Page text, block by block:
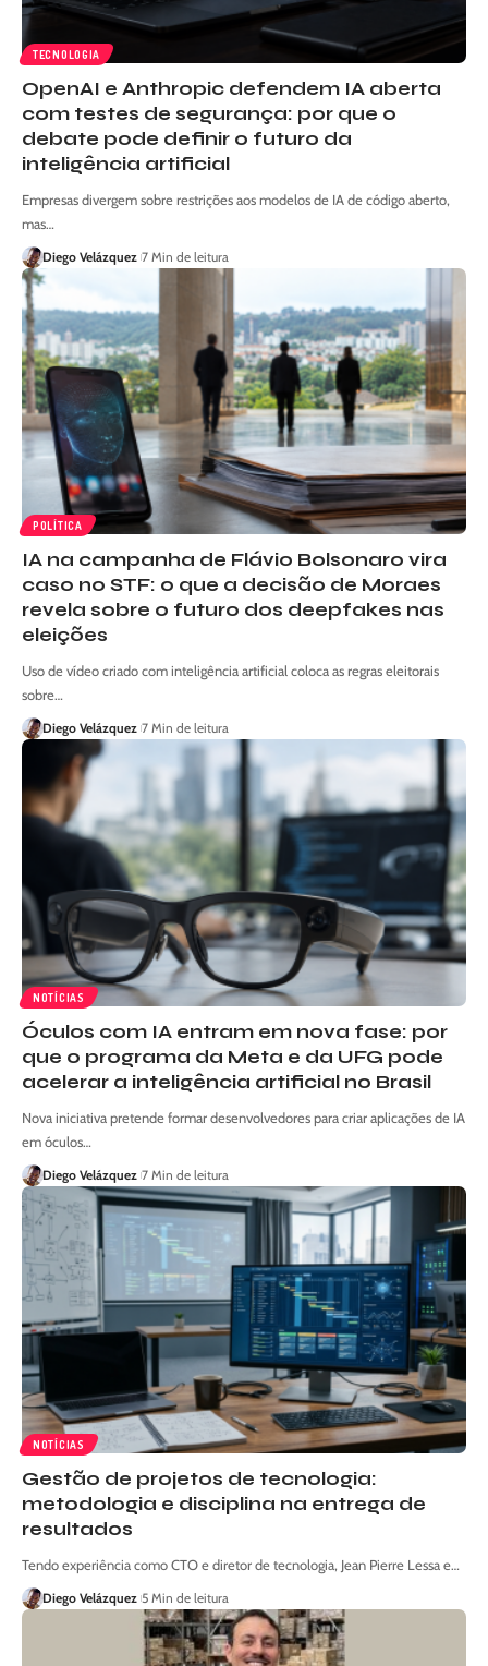
TECNOLOGIA
OpenAI e Anthropic defendem IA aberta
com testes de segurança: por que o
debate pode definir o futuro da
inteligência artificial
Empresas divergem sobre restrições aos modelos de IA de código aberto,
mas…
Diego Velázquez 7 Min de leitura
POLÍTICA
IA na campanha de Flávio Bolsonaro vira
caso no STF: o que a decisão de Moraes
revela sobre o futuro dos deepfakes nas
eleições
Uso de vídeo criado com inteligência artificial coloca as regras eleitorais
sobre…
Diego Velázquez 7 Min de leitura
NOTÍCIAS
Óculos com IA entram em nova fase: por
que o programa da Meta e da UFG pode
acelerar a inteligência artificial no Brasil
Nova iniciativa pretende formar desenvolvedores para criar aplicações de IA
em óculos…
Diego Velázquez 7 Min de leitura
NOTÍCIAS
Gestão de projetos de tecnologia:
metodologia e disciplina na entrega de
resultados
Tendo experiência como CTO e diretor de tecnologia, Jean Pierre Lessa e…
Diego Velázquez 5 Min de leitura